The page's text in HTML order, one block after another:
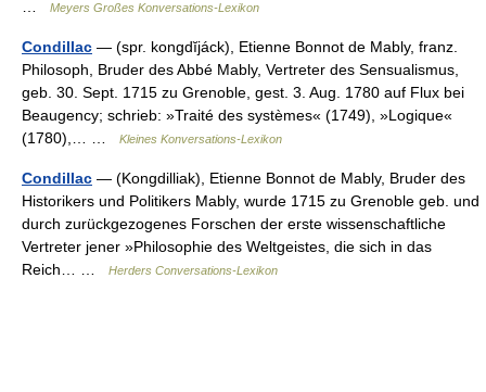
Meyers Großes Konversations-Lexikon
Condillac — (spr. kongdĭjáck), Etienne Bonnot de Mably, franz.
Philosoph, Bruder des Abbé Mably, Vertreter des Sensualismus,
geb. 30. Sept. 1715 zu Grenoble, gest. 3. Aug. 1780 auf Flux bei
Beaugency; schrieb: »Traité des systèmes« (1749), »Logique«
(1780),… …
Kleines Konversations-Lexikon
Condillac — (Kongdilliak), Etienne Bonnot de Mably, Bruder des
Historikers und Politikers Mably, wurde 1715 zu Grenoble geb. und
durch zurückgezogenes Forschen der erste wissenschaftliche
Vertreter jener »Philosophie des Weltgeistes, die sich in das
Reich… …
Herders Conversations-Lexikon